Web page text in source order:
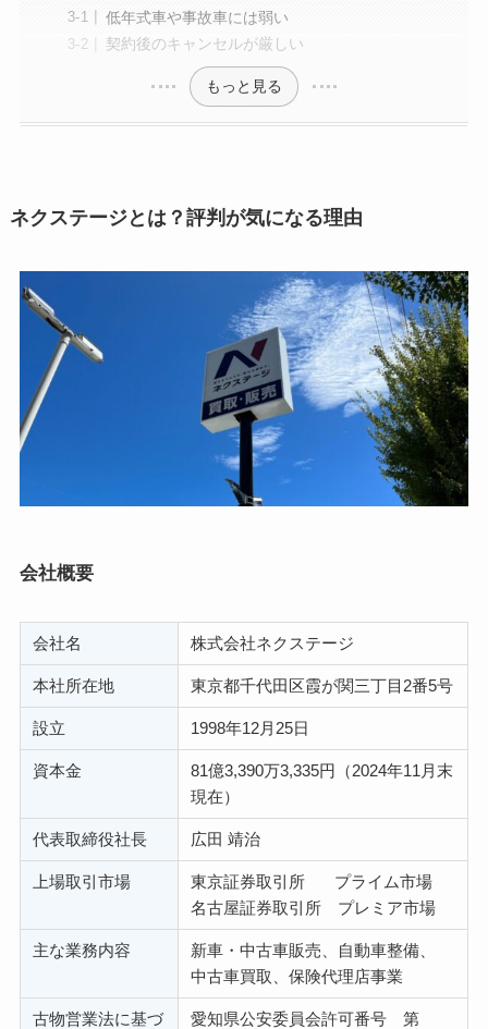
低年式車や事故車には弱い
契約後のキャンセルが厳しい
もっと見る
ネクステージとは？評判が気になる理由
会社概要
会社名 株式会社ネクステージ
本社所在地 東京都千代田区霞が関三丁目2番5号
設立 1998年12月25日
資本金
81億3,390万3,335円（2024年11月末
現在）
代表取締役社長 広田 靖治
上場取引市場
東京証券取引所 プライム市場
名古屋証券取引所 プレミア市場
主な業務内容
新車・中古車販売、自動車整備、
中古車買取、保険代理店事業
古物営業法に基づ
愛知県公安委員会許可番号 第